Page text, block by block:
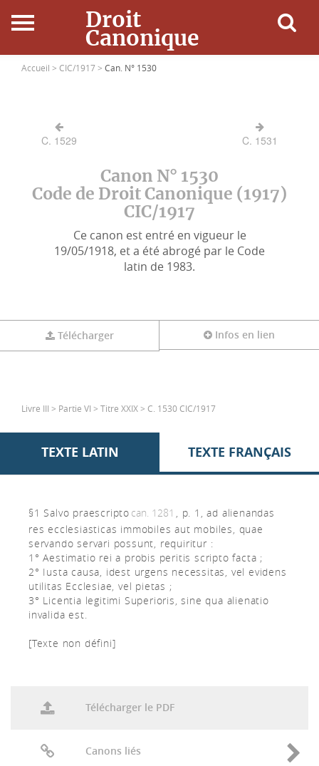
Droit
Canonique
Accueil
Ressources
Accueil > CIC/1917 > Can. N° 1530
C. 1529 C. 1531
Canon N° 1530
Code de Droit Canonique (1917)
CIC/1917
Ce canon est entré en vigueur le
19/05/1918, et a été abrogé par le Code
latin de 1983.
Télécharger Infos en lien
Livre III > Partie VI > Titre XXIX > C. 1530 CIC/1917
TEXTE LATIN TEXTE FRANÇAIS
§1 Salvo praescripto can. 1281 , p. 1, ad alienandas
res ecclesiasticas immobiles aut mobiles, quae
servando servari possunt, requiritur :
1° Aestimatio rei a probis peritis scripto facta ;
2° Iusta causa, idest urgens necessitas, vel evidens
utilitas Ecclesiae, vel pietas ;
3° Licentia legitimi Superioris, sine qua alienatio
invalida est.
[Texte non défini]
Télécharger le PDF
Canons liés